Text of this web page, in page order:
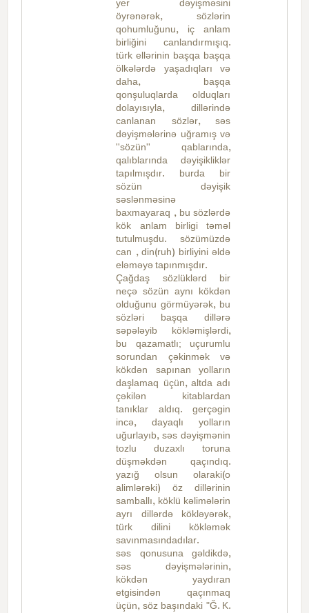
yer dəyişməsini
öyrənərək, sözlərin
qohumluğunu, iç anlam
birliğini canlandırmışıq.
türk ellərinin başqa başqa
ölkələrdə yaşadıqları və
daha, başqa
qonşuluqlarda olduqları
dolayısıyla, dillərində
canlanan sözlər, səs
dəyişmələrinə uğramış və
''sözün'' qablarında,
qalıblarında dəyişikliklər
tapılmışdır. burda bir
sözün dəyişik
səslənməsinə
baxmayaraq , bu sözlərdə
kök anlam birligi təməl
tutulmuşdu. sözümüzdə
can , din(ruh) birliyini əldə
eləməyə tapınmışdır.
Çağdaş sözlüklərd bir
neçə sözün aynı kökdən
olduğunu görmüyərək, bu
sözləri başqa dillərə
səpələyib kökləmişlərdi,
bu qazamatlı; uçurumlu
sorundan çəkinmək və
kökdən sapınan yolların
daşlamaq üçün, altda adı
çəkilən kitablardan
tanıklar aldıq. gerçəgin
incə, dayaqlı yolların
uğurlayıb, səs dəyişmənin
tozlu duzaxlı toruna
düşməkdən qaçındıq.
yazığ olsun olaraki(o
alimlərəki) öz dillərinin
samballı, köklü kəlimələrin
ayrı dillərdə kökləyərək,
türk dilini kökləmək
savınmasındadılar.
səs qonusuna gəldikdə,
səs dəyişmələrinin,
kökdən yaydıran
etgisindən qaçınmaq
üçün, söz başındaki "Ğ. K.